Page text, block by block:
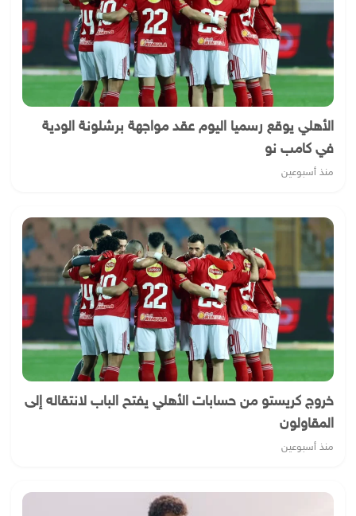
الأهلي يوقع رسميا اليوم عقد مواجهة برشلونة الودية
في كامب نو
منذ أسبوعين
خروج كريستو من حسابات الأهلي يفتح الباب لانتقاله إلى
المقاولون
منذ أسبوعين